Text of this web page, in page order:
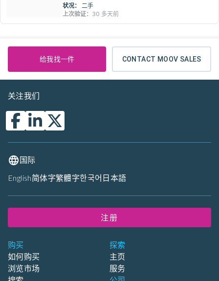
状况：
二手
上次验证： 30 多天前
给我找一件 CONTACT MOOV SALES
购买
如何购买
浏览市场
探索
主页
服务
关注我们
国际
English简体字繁體字한국어 日本語
注册